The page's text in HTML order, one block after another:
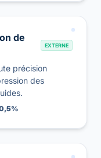
de
EXTERNE
précision
des